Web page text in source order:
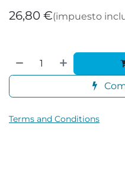
26,80 €(impuesto
Terms and Conditions